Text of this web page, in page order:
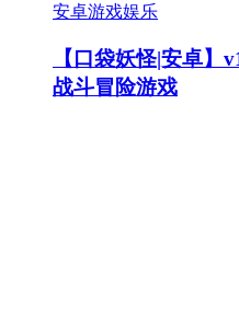
安卓游戏娱乐
【口袋妖怪|安卓】
战斗冒险游戏